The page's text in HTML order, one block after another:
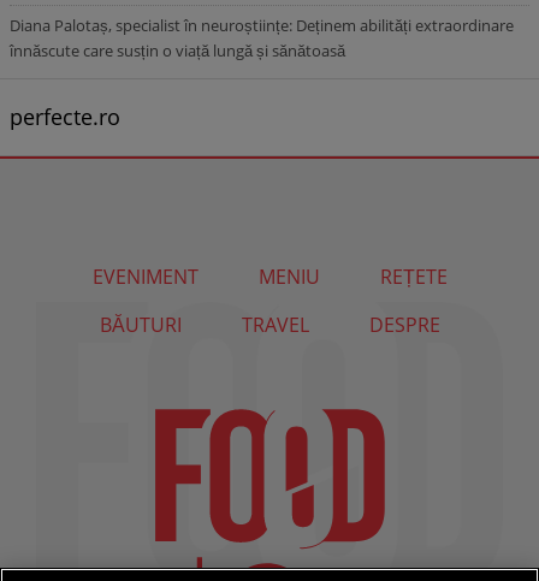
Diana Palotaș, specialist în neuroștiințe: Deținem abilități extraordinare
înnăscute care susțin o viață lungă și sănătoasă
perfecte.ro
EVENIMENT MENIU
REȚETE
BĂUTURI
TRAVEL DESPRE